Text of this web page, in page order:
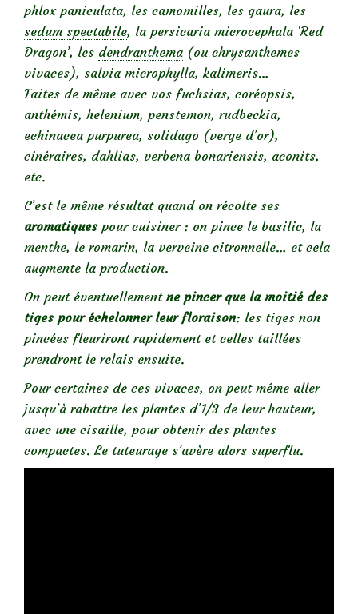
phlox paniculata, les camomilles, les gaura, les
sedum spectabile, la persicaria microcephala ‘Red
Dragon’, les dendranthema (ou chrysanthemes
vivaces), salvia microphylla, kalimeris…
Faites de même avec vos fuchsias, coréopsis,
anthémis, helenium, penstemon, rudbeckia,
echinacea purpurea, solidago (verge d’or),
cinéraires, dahlias, verbena bonariensis, aconits,
etc.
C’est le même résultat quand on récolte ses
aromatiques pour cuisiner : on pince le basilic, la
menthe, le romarin, la verveine citronnelle… et cela
augmente la production.
On peut éventuellement ne pincer que la moitié des
tiges pour échelonner leur floraison: les tiges non
pincées fleuriront rapidement et celles taillées
prendront le relais ensuite.
Pour certaines de ces vivaces, on peut même aller
jusqu’à rabattre les plantes d’1/3 de leur hauteur,
avec une cisaille, pour obtenir des plantes
compactes. Le tuteurage s’avère alors superflu.